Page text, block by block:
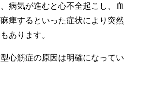
病気が進むと心不全起こし、血
痺するといった症状により突然
あります。
心筋症の原因は明確になってい